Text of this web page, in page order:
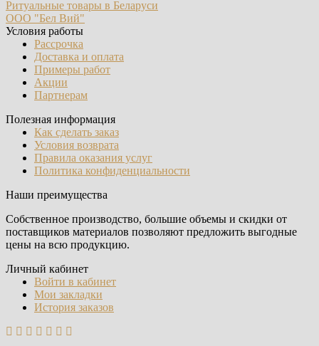
Ритуальные товары в Беларуси
ООО "Бел Вий"
Условия работы
Рассрочка
Доставка и оплата
Примеры работ
Акции
Партнерам
Полезная информация
Как сделать заказ
Условия возврата
Правила оказания услуг
Политика конфиденциальности
Наши преимущества
Собственное производство, большие объемы и скидки от
поставщиков материалов позволяют предложить выгодные
цены на всю продукцию.
Личный кабинет
Войти в кабинет
Мои закладки
История заказов